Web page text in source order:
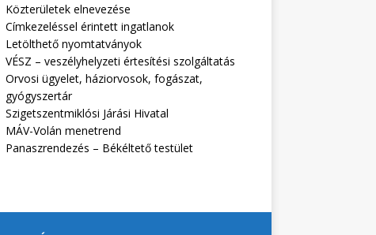
Közterületek elnevezése
Címkezeléssel érintett ingatlanok
Letölthető nyomtatványok
VÉSZ – veszélyhelyzeti értesítési szolgáltatás
Orvosi ügyelet, háziorvosok, fogászat,
gyógyszertár
Szigetszentmiklósi Járási Hivatal
MÁV-Volán menetrend
Panaszrendezés – Békéltető testület